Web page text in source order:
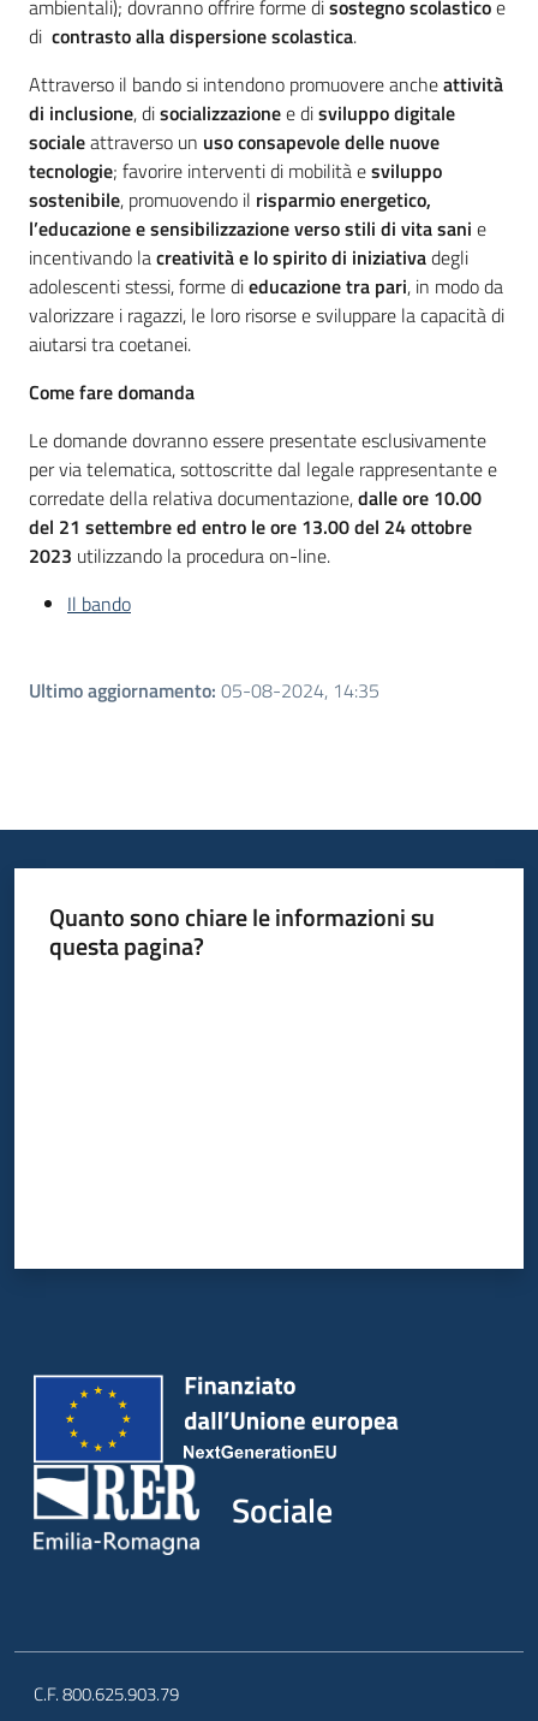
ambientali); dovranno offrire forme disostegno scolasticoe
di contrasto alla dispersione scolastica.
Attraverso il bando si intendono promuovere ancheattività
di inclusione, disocializzazionee disviluppo digitale
socialeattraverso un uso consapevole delle nuove
tecnologie; favorire interventi di mobilità esviluppo
sostenibile, promuovendo il risparmio energetico,
l’educazione e sensibilizzazione verso stili di vita sani e
incentivando lacreatività e lo spirito di iniziativadegli
adolescenti stessi, forme dieducazione tra pari, in modo da
valorizzare i ragazzi, le loro risorse e sviluppare la capacità di
aiutarsi tra coetanei.
Come fare domanda
Le domande dovranno essere presentate esclusivamente
per via telematica, sottoscritte dal legale rappresentante e
corredate della relativa documentazione,dalle ore 10.00
del 21 settembre ed entro le ore 13.00 del 24 ottobre
2023 utilizzando la procedura on-line.
Il bando
Ultimo aggiornamento: 05-08-2024, 14:35
Quanto sono chiare le informazioni su
questa pagina?
Sociale
C.F. 800.625.903.79